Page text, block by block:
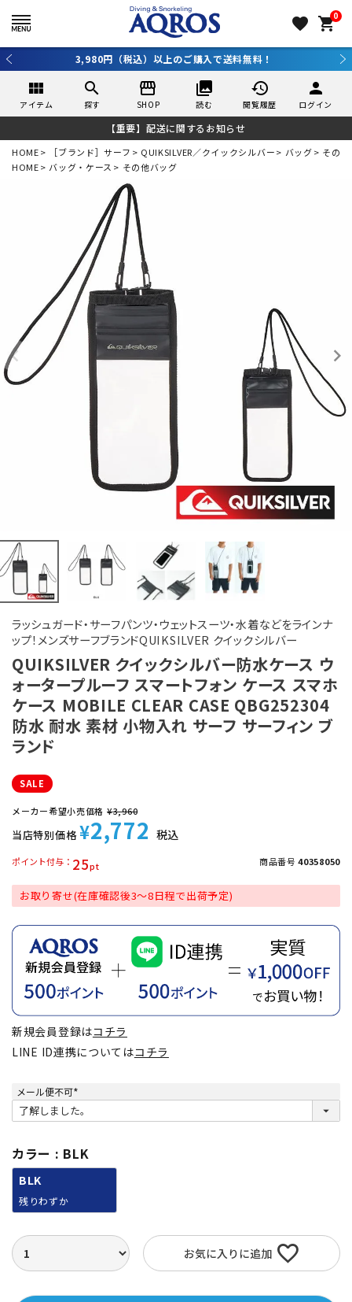
favorite 0
shopping_cart
3,980円（税込）以上のご購入で送料無料！
view_module
アイテム
search
探す
storefront
SHOP
collections
読む
history
閲覧履歴
person
ログイン
【重要】配送に関するお知らせ
HOME ［ブランド］サーフ QUIKSILVER／クイックシルバー バッグ
その
HOME
バッグ・ケース その他バッグ
ラッシュガード・サーフパンツ・ウェットスーツ・水着などをラインナ
ップ！メンズサーフブランドQUIKSILVER クイックシルバー
QUIKSILVER クイックシルバー防水ケース ウ
ォータープルーフ スマートフォン ケース スマホ
ケース MOBILE CLEAR CASE QBG252304
防水 耐水 素材 小物入れ サーフ サーフィン ブ
ランド
SALE
メーカー希望小売価格 ¥3,960
当店特別価格 ¥2,772 税込
25
ポイント付与 商品番号 40358050
お取り寄せ(在庫確認後3～8日程で出荷予定)
新規会員登録はコチラ
LINE ID連携についてはコチラ
メール便不可
(
必
須
カラー BLK
BLK
残りわずか
お気に入りに追加